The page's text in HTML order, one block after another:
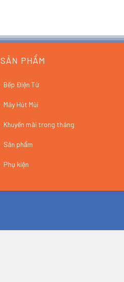
SẢN PHẨM
Bếp Điện Từ
Máy Hút Mùi
Khuyến mãi trong tháng
Sản phẩm
Phụ kiện